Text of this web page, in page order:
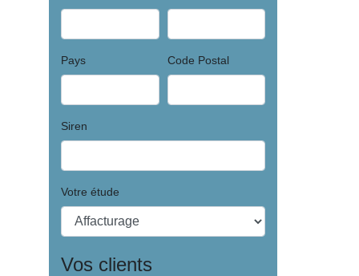
Pays Code Postal
Siren
Votre étude
Vos clients